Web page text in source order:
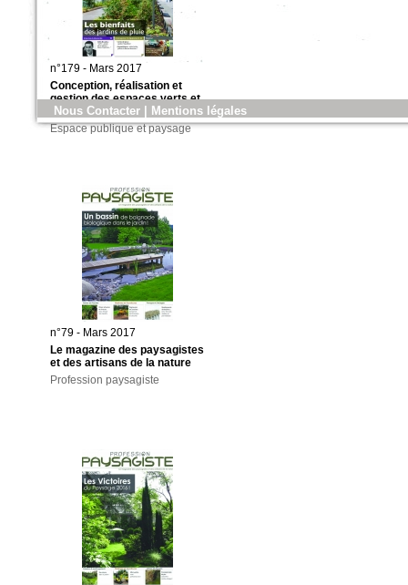
n°179 - Mars 2017
Conception, réalisation et
gestion des espaces verts et
des aménagements urbains
Espace publique et paysage
n°79 - Mars 2017
Le magazine des paysagistes
et des artisans de la nature
Profession paysagiste
Nous Contacter Mentions légales